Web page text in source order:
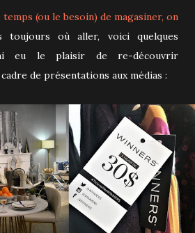
(ou le besoin) de magasiner, on
toujours où aller, voici quelques
eu le plaisir de re-découvrir
de présentations aux médias :